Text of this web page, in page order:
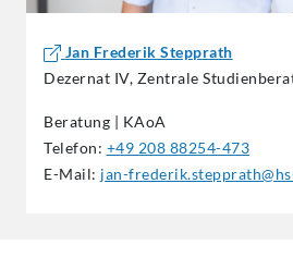
Jan Frederik Stepprath
Dezernat IV, Zentrale
Beratung | KAoA
Telefon: +49 208 88254-473
E-Mail: jan-